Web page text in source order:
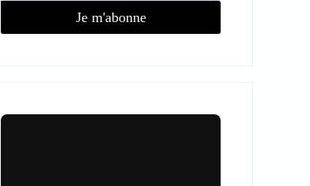
Je m'abonne